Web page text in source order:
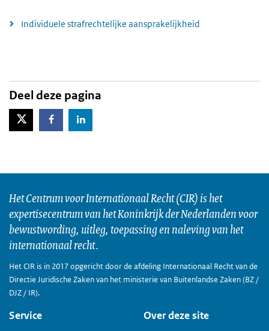
Individuele strafrechtelijke aansprakelijkheid
Deel deze pagina
X-TwitterFacebookLinkedIn
Het Centrum voor Internationaal Recht (CIR) is het
expertisecentrum van het Koninkrijk der Nederlanden voor
bewustwording, uitleg, toepassing en naleving van het
internationaal recht.
Het CIR is in 2017 opgericht door de afdeling Internationaal Recht van de
Directie Juridische Zaken van het ministerie van Buitenlandse Zaken (BZ /
DJZ / IR).
Service Over deze site